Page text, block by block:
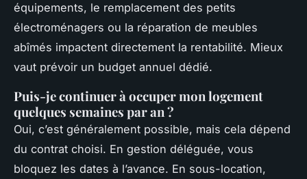
équipements, le remplacement des petits
électroménagers ou la réparation de meubles
abîmés impactent directement la rentabilité. Mieux
vaut prévoir un budget annuel dédié.
Puis-je continuer à occuper mon logement
quelques semaines par an ?
Oui, c’est généralement possible, mais cela dépend
du contrat choisi. En gestion déléguée, vous
bloquez les dates à l’avance. En sous-location,